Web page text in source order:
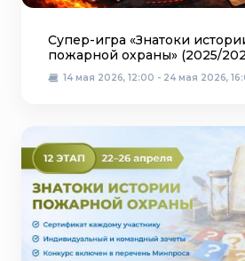
Супер-игра «Знатоки
пожарной охраны» (2025/
14 мая 2026, 12:00 - 24 мая 2026,